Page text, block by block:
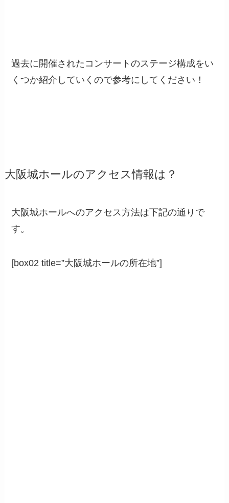
過去に開催されたコンサートのステージ構成をい
くつか紹介していくので参考にしてください！
大阪城ホールのアクセス情報は？
大阪城ホールへのアクセス方法は下記の通りで
す。
[box02 title=”大阪城ホールの所在地”]